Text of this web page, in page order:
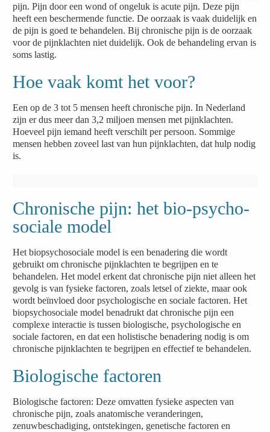
pijn. Pijn door een wond of ongeluk is acute pijn. Deze pijn
heeft een beschermende functie. De oorzaak is vaak duidelijk en
de pijn is goed te behandelen. Bij chronische pijn is de oorzaak
voor de pijnklachten niet duidelijk. Ook de behandeling ervan is
soms lastig.
Hoe vaak komt het voor?
Een op de 3 tot 5 mensen heeft chronische pijn. In Nederland
zijn er dus meer dan 3,2 miljoen mensen met pijnklachten.
Hoeveel pijn iemand heeft verschilt per persoon. Sommige
mensen hebben zoveel last van hun pijnklachten, dat hulp nodig
is.
Chronische pijn: het bio-psycho-
sociale model
Het biopsychosociale model is een benadering die wordt
gebruikt om chronische pijnklachten te begrijpen en te
behandelen. Het model erkent dat chronische pijn niet alleen het
gevolg is van fysieke factoren, zoals letsel of ziekte, maar ook
wordt beïnvloed door psychologische en sociale factoren. Het
biopsychosociale model benadrukt dat chronische pijn een
complexe interactie is tussen biologische, psychologische en
sociale factoren, en dat een holistische benadering nodig is om
chronische pijnklachten te begrijpen en effectief te behandelen.
Biologische factoren
Biologische factoren: Deze omvatten fysieke aspecten van
chronische pijn, zoals anatomische veranderingen,
zenuwbeschadiging, ontstekingen, genetische factoren en